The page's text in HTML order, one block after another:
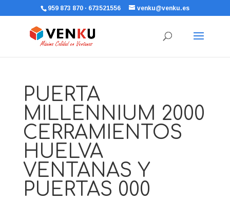
959 873 870 · 673521556 venku@venku.es
PUERTA
MILLENNIUM 2000
CERRAMIENTOS
HUELVA
VENTANAS Y
PUERTAS 000